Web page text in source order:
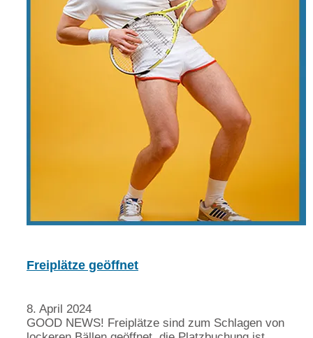
Freiplätze geöffnet
8. April 2024
GOOD NEWS! Freiplätze sind zum Schlagen von